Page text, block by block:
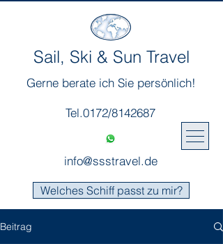
Sail, Ski & Sun Travel
Gerne berate ich Sie persönlich!
Tel.0172/8142687
info@ssstravel.de
Welches Schiff passt zu mir?
Beitrag